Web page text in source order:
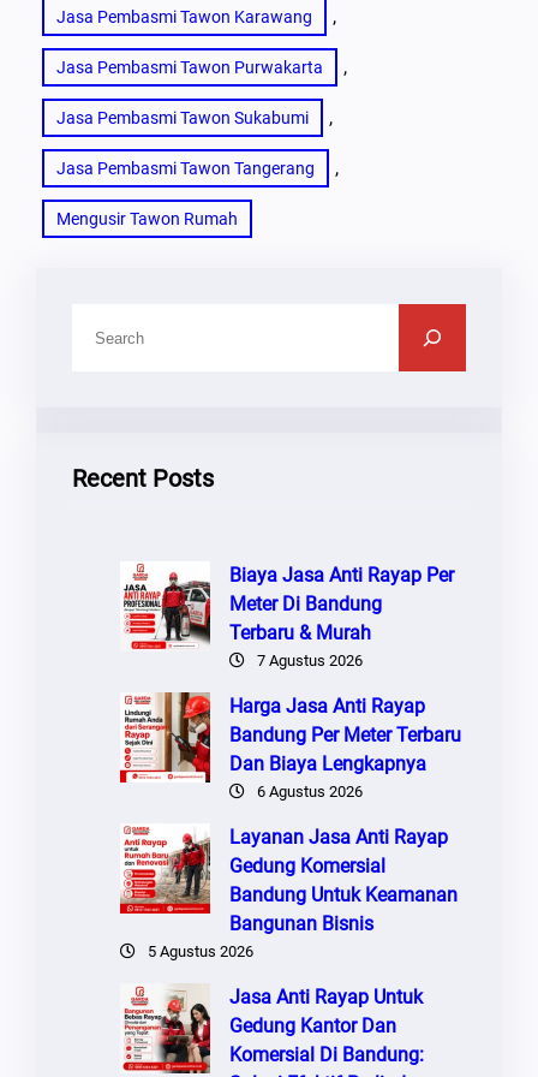
Jasa Pembasmi Tawon Karawang ,
Jasa Pembasmi Tawon Purwakarta ,
Jasa Pembasmi Tawon Sukabumi ,
Jasa Pembasmi Tawon Tangerang ,
Mengusir Tawon Rumah
Recent Posts
Biaya Jasa Anti Rayap Per
Meter Di Bandung
Terbaru & Murah
7 Agustus 2026
Harga Jasa Anti Rayap
Bandung Per Meter Terbaru
Dan Biaya Lengkapnya
6 Agustus 2026
Layanan Jasa Anti Rayap
Gedung Komersial
Bandung Untuk Keamanan
Bangunan Bisnis
5 Agustus 2026
Jasa Anti Rayap Untuk
Gedung Kantor Dan
Komersial Di Bandung: